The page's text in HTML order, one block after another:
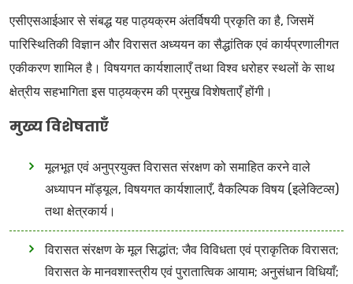
एसीएसआईआर से संबद्ध यह पाठ्यक्रम अंतर्विषयी प्रकृति का है, जिसमें
पारिस्थितिकी विज्ञान और विरासत अध्ययन का सैद्धांतिक एवं कार्यप्रणालीगत
एकीकरण शामिल है। विषयगत कार्यशालाएँ तथा विश्व धरोहर स्थलों के साथ
क्षेत्रीय सहभागिता इस पाठ्यक्रम की प्रमुख विशेषताएँ होंगी।
मुख्य विशेषताएँ
मूलभूत एवं अनुप्रयुक्त विरासत संरक्षण को समाहित करने वाले
अध्यापन मॉड्यूल, विषयगत कार्यशालाएँ, वैकल्पिक विषय (इलेक्टिव्स)
तथा क्षेत्रकार्य।
विरासत संरक्षण के मूल सिद्धांत; जैव विविधता एवं प्राकृतिक विरासत;
विरासत के मानवशास्त्रीय एवं पुरातात्विक आयाम; अनुसंधान विधियाँ;